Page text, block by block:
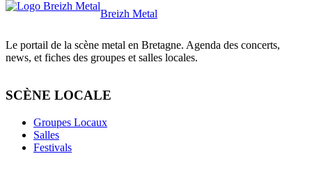
Breizh Metal
Le portail de la scène metal en Bretagne. Agenda des concerts,
news, et fiches des groupes et salles locales.
SCÈNE LOCALE
Groupes Locaux
Salles
Festivals